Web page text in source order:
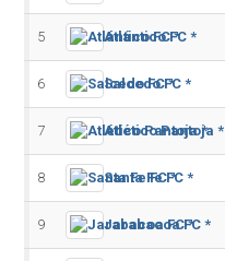
5 Atlántico FC *
6 Salcedo FC *
7 Atlético Pantoja *
8 Santa Fe FC *
9 Jarabacoa FC *